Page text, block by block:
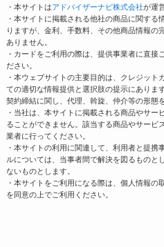
・本サイトはアドバイザーナビ株式会社が運
・本サイトに掲載される他社の商品に関す
りますが、金利、手数料、その他商品情報の
ありません。
・カードをご利用の際は、提供事業者に直接
ださい。
・本ウェブサイトの主要目的は、クレジッ
ての適切な情報提供と選択肢の提示にありま
契約締結に関し、代理、斡旋、仲介等の形態
・当社は、本サイトに掲載される商品やサ
ることができません。該当する商品やサービ
業者に行ってください。
・本サイトの利用に関連して、利用者と提
ルについては、当事者間で解決を図るものと
ないものとします。
・本サイトをご利用になる際は、個人情報
を同意の上でご利用ください。